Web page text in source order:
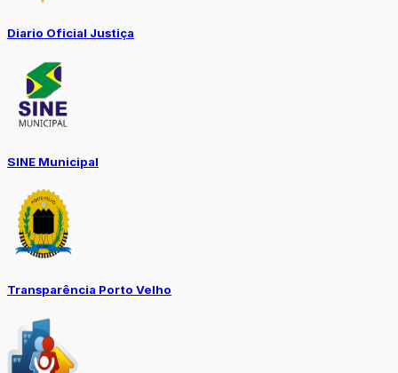
Diario Oficial Justiça
SINE Municipal
Transparência Porto Velho